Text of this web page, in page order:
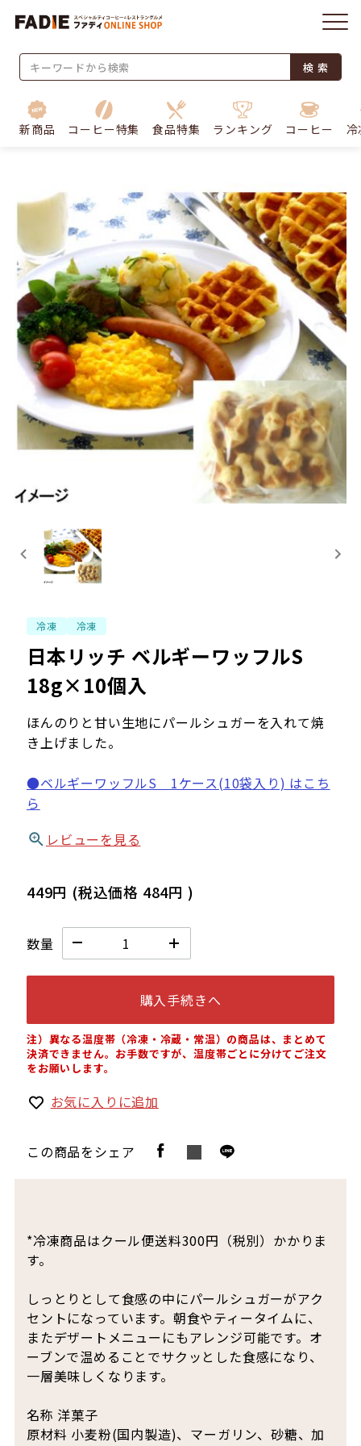
検 索
新商品 コーヒー特集 食品特集 ランキング コーヒー
日本リッチ ベルギーワッフルS
18g×10個入
ほんのりと甘い生地にパールシュガーを入れて焼
き上げました。
●ベルギーワッフルS 1ケース(10袋入り) はこち
ら
レビューを見る
449円 (税込価格 484円 )
数量
購入手続きへ
注）異なる温度帯（冷凍・冷蔵・常温）の商品は、まとめて
決済できません。お手数ですが、温度帯ごとに分けてご注文
をお願いします。
お気に入りに追加
この商品をシェア
冷凍 冷凍
*冷凍商品はクール便送料300円（税別）かかりま
す。
しっとりとして食感の中にパールシュガーがアク
セントになっています。朝食やティータイムに、
またデザートメニューにもアレンジ可能です。オ
ーブンで温めることでサクッとした食感になり、
一層美味しくなります。
名称 洋菓子
原材料 小麦粉(国内製造)、マーガリン、砂糖、加